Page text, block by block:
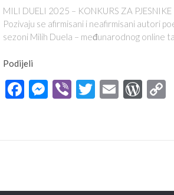
MILI DUELI 2025 – KONKURS ZA
Pozivaju se afirmisani i neafirmisani autori
sezoni Milih Duela – međunarodnog online
Podijeli
Facebook
Messenger
ViberTwitter
Email